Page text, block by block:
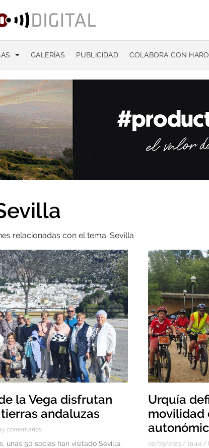
GALERÍAS PUBLICIDAD COLABORA CON HARO
relacionadas con el tema: Sevilla
la Vega disfrutan
andaluzas
comentarios
unas 50 socias han visitado Sevilla,
Urquía
movilidad
02/03/2023 19:44